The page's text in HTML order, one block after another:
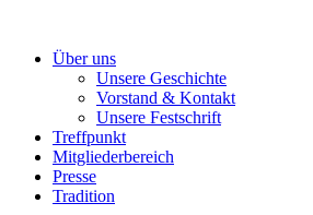
Über uns
Unsere Geschichte
Vorstand & Kontakt
Unsere Festschrift
Treffpunkt
Mitgliederbereich
Presse
Tradition